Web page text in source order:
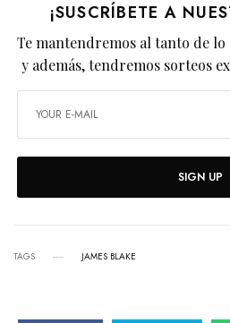
¡SUSCRÍBETE A
Te mantendremos al tanto de lo
y además, tendremos sorteos
SIGN UP
TAGS JAMES BLAKE